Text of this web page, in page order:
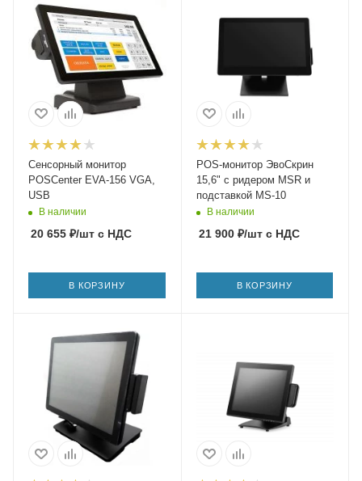
Сенсорный монитор
POSCenter EVA-156 VGA,
USB
В наличии
20 655 ₽/шт с НДС
В КОРЗИНУ
POS-монитор ЭвоСкрин
15,6" с ридером MSR и
подставкой MS-10
В наличии
21 900₽/штс НДС
В КОРЗИНУ